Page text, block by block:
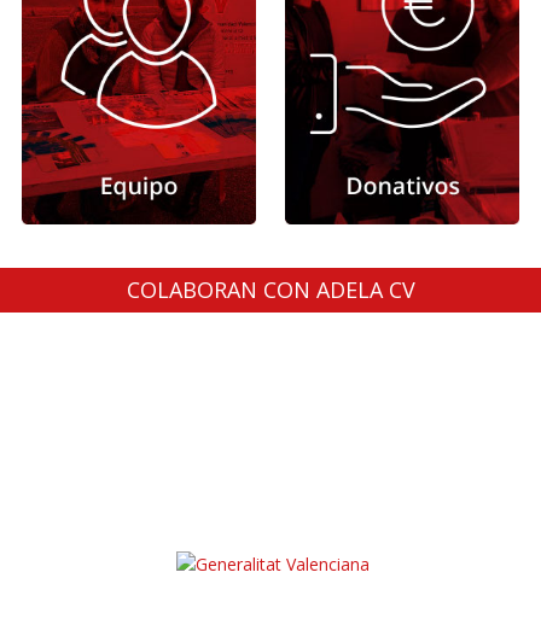
COLABORAN CON ADELA CV